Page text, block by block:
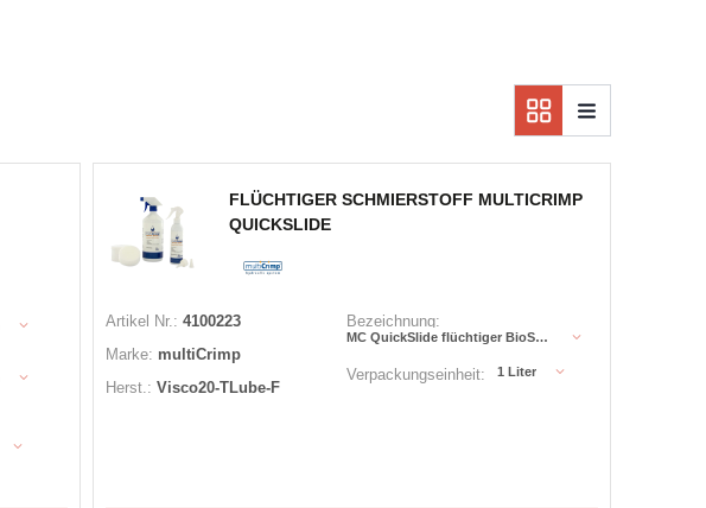
FLÜCHTIGER SCHMIERSTOFF MULTICRIMP
QUICKSLIDE
Artikel Nr.: 4100223
Marke: multiCrimp
Herst.: Visco20-TLube-F
Bezeichnung:
MC QuickSlide flüchtiger BioSchmierstoff
Verpackungseinheit: 1 Liter